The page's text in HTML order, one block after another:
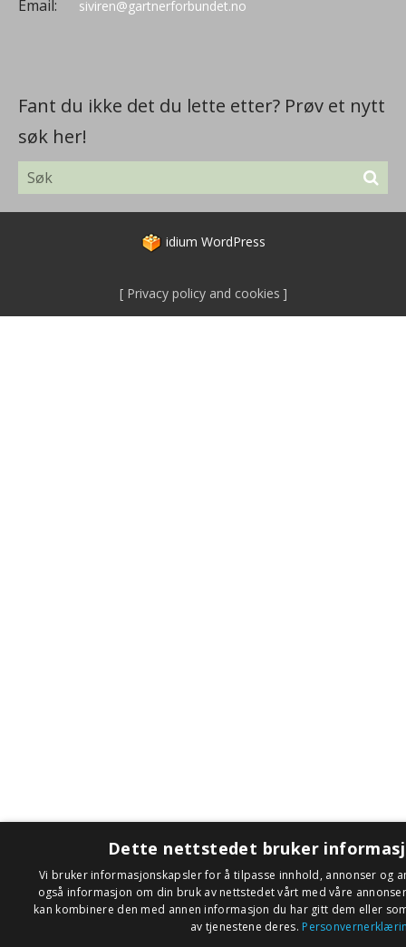
Email: siviren@gartnerforbundet.no
Fant du ikke det du lette etter? Prøv et nytt
søk her!
idium WordPress
Privacy policy and cookies
Dette nettstedet bruker
Vi bruker informasjonskapsler for å tilpasse innhold, annonser og
også informasjon om din bruk av nettstedet vårt med våre
kan kombinere den med annen informasjon du har gitt dem eller
av tjenestene deres.